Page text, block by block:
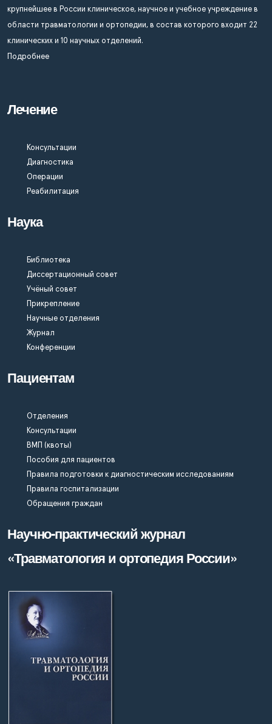
крупнейшее в России клиническое, научное и учебное учреждение в
области травматологии и ортопедии, в состав которого входит 22
клинических и 10 научных отделений.
Подробнее
Лечение
Консультации
Диагностика
Операции
Реабилитация
Наука
Библиотека
Диссертационный совет
Учёный совет
Прикрепление
Научные отделения
Журнал
Конференции
Пациентам
Отделения
Консультации
ВМП (квоты)
Пособия для пациентов
Правила подготовки к диагностическим исследованиям
Правила госпитализации
Обращения граждан
Научно-практический журнал
«Травматология и ортопедия России»